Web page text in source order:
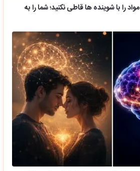
حواستان باشد هرگز این 5 مواد را با شوینده ها قاطی نکنید؛ شما را به